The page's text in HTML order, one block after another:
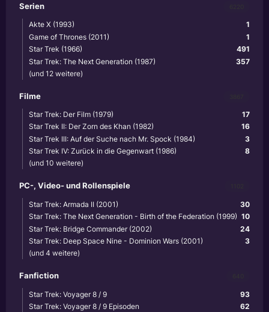
Serien
1
Akte X (1993)
1
Game of Thrones (2011)
491
Star Trek (1966)
357
Star Trek: The Next Generation (1987)
(und 12 weitere)
Filme
17
Star Trek: Der Film (1979)
16
Star Trek II: Der Zorn des Khan (1982)
3
Star Trek III: Auf der Suche nach Mr. Spock (1984)
8
Star Trek IV: Zurück in die Gegenwart (1986)
(und 10 weitere)
PC-, Video- und Rollenspiele
30
Star Trek: Armada II (2001)
10
Star Trek: The Next Generation - Birth of the Federation (1999)
24
Star Trek: Bridge Commander (2002)
3
Star Trek: Deep Space Nine - Dominion Wars (2001)
(und 4 weitere)
Fanfiction
93
Star Trek: Voyager 8 / 9
62
Star Trek: Voyager 8 / 9 Episoden